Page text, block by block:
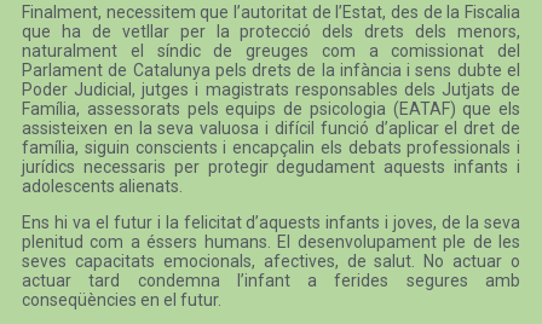
Finalment, necessitem que l’autoritat de l’Estat, des de la Fiscalia
que ha de vetllar per la protecció dels drets dels menors,
naturalment el síndic de greuges com a comissionat del
Parlament de Catalunya pels drets de la infància i sens dubte el
Poder Judicial, jutges i magistrats responsables dels Jutjats de
Família, assessorats pels equips de psicologia (EATAF) que els
assisteixen en la seva valuosa i difícil funció d’aplicar el dret de
família, siguin conscients i encapçalin els debats professionals i
jurídics necessaris per protegir degudament aquests infants i
adolescents alienats.
Ens hi va el futur i la felicitat d’aquests infants i joves, de la seva
plenitud com a éssers humans. El desenvolupament ple de les
seves capacitats emocionals, afectives, de salut. No actuar o
actuar tard condemna l’infant a ferides segures amb
conseqüències en el futur.